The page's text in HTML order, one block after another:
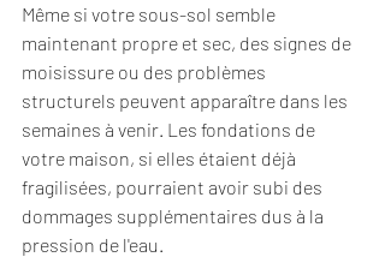
Même si votre sous-sol semble
maintenant propre et sec, des signes de
moisissure ou des problèmes
structurels peuvent apparaître dans les
semaines à venir. Les fondations de
votre maison, si elles étaient déjà
fragilisées, pourraient avoir subi des
dommages supplémentaires dus à la
pression de l'eau.